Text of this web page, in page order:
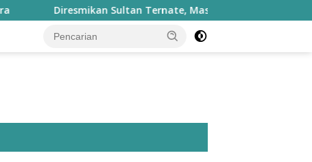
Diresmikan Sultan Ternate, Masjid Nurul Fasyah Takome Kini